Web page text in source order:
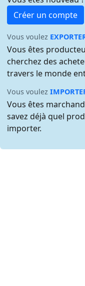
Créer un compte
Vous voulez
Vous êtes
cherchez des
travers le monde
Vous voulez
Vous êtes
savez déjà quel
importer.